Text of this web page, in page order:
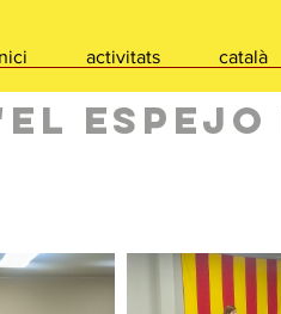
activitats català
espejo